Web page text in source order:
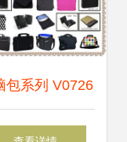
包系列 V0726
料电脑内胆包